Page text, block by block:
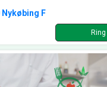
Nykøbing F